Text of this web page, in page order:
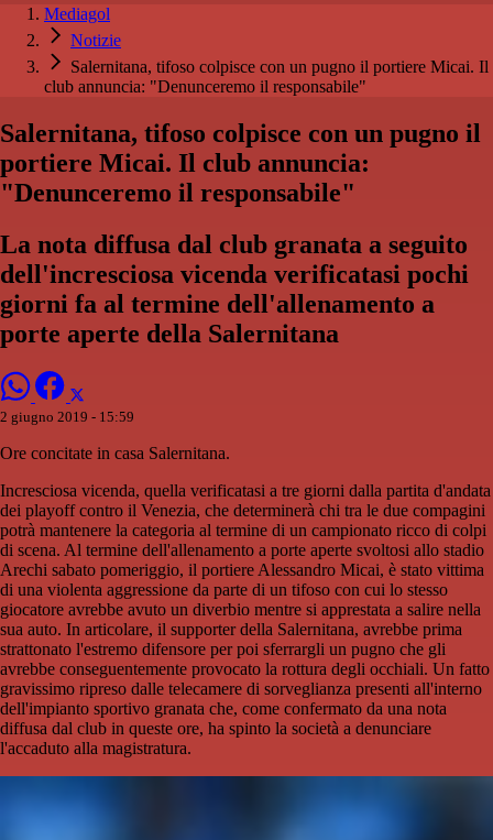
Mediagol
Notizie
Salernitana, tifoso colpisce con un pugno il portiere Micai. Il
club annuncia: "Denunceremo il responsabile"
Salernitana, tifoso colpisce con un pugno il
portiere Micai. Il club annuncia:
"Denunceremo il responsabile"
La nota diffusa dal club granata a seguito
dell'incresciosa vicenda verificatasi pochi
giorni fa al termine dell'allenamento a
porte aperte della Salernitana
2 giugno 2019 - 15:59
Ore concitate in casa Salernitana.
Incresciosa vicenda, quella verificatasi a tre giorni dalla partita d'andata
dei playoff contro il Venezia, che determinerà chi tra le due compagini
potrà mantenere la categoria al termine di un campionato ricco di colpi
di scena. Al termine dell'allenamento a porte aperte svoltosi allo stadio
Arechi sabato pomeriggio, il portiere Alessandro Micai, è stato vittima
di una violenta aggressione da parte di un tifoso con cui lo stesso
giocatore avrebbe avuto un diverbio mentre si apprestata a salire nella
sua auto. In articolare, il supporter della Salernitana, avrebbe prima
strattonato l'estremo difensore per poi sferrargli un pugno che gli
avrebbe conseguentemente provocato la rottura degli occhiali. Un fatto
gravissimo ripreso dalle telecamere di sorveglianza presenti all'interno
dell'impianto sportivo granata che, come confermato da una nota
diffusa dal club in queste ore, ha spinto la società a denunciare
l'accaduto alla magistratura.